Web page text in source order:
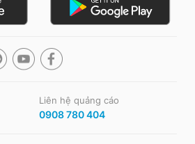
Liên hệ quảng cáo
0908 780 404